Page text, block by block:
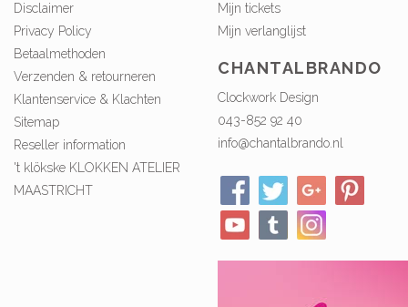
Disclaimer
Privacy Policy
Betaalmethoden
Verzenden & retourneren
Klantenservice & Klachten
Sitemap
Reseller information
't klökske KLOKKEN ATELIER
MAASTRICHT
Mijn tickets
Mijn verlanglijst
CHANTALBRANDO
Clockwork Design
043-852 92 40
info@chantalbrando.nl